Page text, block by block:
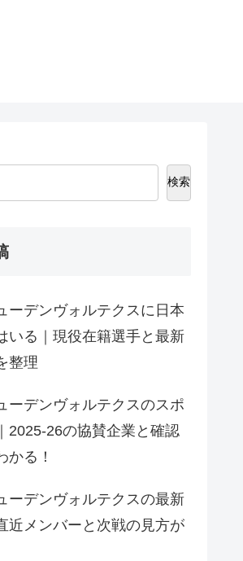
検索
ーデンヴォルテクスに日本
いる｜現役在籍選手と最新
整理
ーデンヴォルテクスのスポ
2025-26の協賛企業と確認
かる！
ーデンヴォルテクスの最新
近メンバーと次戦の見方が